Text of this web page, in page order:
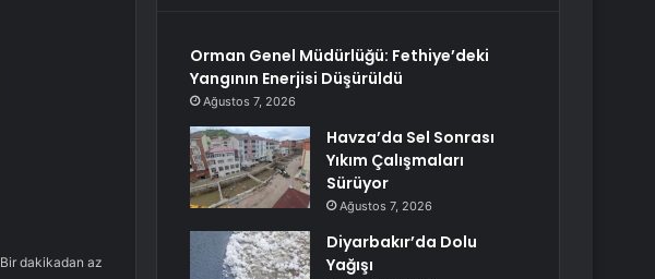
Bir dakikadan az
Orman Genel Müdürlüğü: Fethiye’deki
Yangının Enerjisi Düşürüldü
Ağustos 7, 2026
Havza’da Sel Sonrası
Yıkım Çalışmaları
Sürüyor
Ağustos 7, 2026
Diyarbakır’da Dolu
Yağışı